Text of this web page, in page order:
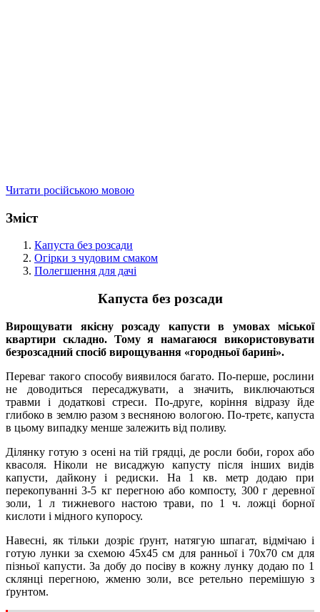
Читати російською мовою
Зміст
Капуста без розсади
Огірки з чудовим смаком
Полегшення для дачі
Капуста без розсади
Вирощувати якісну розсаду капусти в умовах міської
квартири складно. Тому я намагаюся використовувати
безрозсадний спосіб вирощування «городньої барині».
Переваг такого способу виявилося багато. По-перше, рослини
не доводиться пересаджувати, а значить, виключаються
травми і додаткові стреси. По-друге, коріння відразу йде
глибоко в землю разом з весняною вологою. По-третє, капуста
в цьому випадку менше залежить від поливу.
Ділянку готую з осені на тій грядці, де росли боби, горох або
квасоля. Ніколи не висаджую капусту після інших видів
капусти, дайкону і редиски. На 1 кв. метр додаю при
перекопуванні 3-5 кг перегною або компосту, 300 г деревної
золи, 1 л тижневого настою трави, по 1 ч. ложці борної
кислоти і мідного купоросу.
Навесні, як тільки дозріє ґрунт, натягую шпагат, відмічаю і
готую лунки за схемою 45х45 см для ранньої і 70х70 см для
пізньої капусти. За добу до посіву в кожну лунку додаю по 1
склянці перегною, жменю золи, все ретельно перемішую з
ґрунтом.